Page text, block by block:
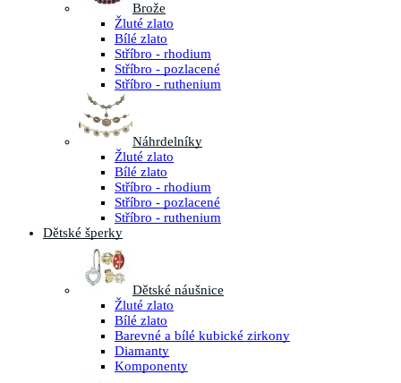
Brože
Žluté zlato
Bílé zlato
Stříbro - rhodium
Stříbro - pozlacené
Stříbro - ruthenium
Náhrdelníky
Žluté zlato
Bílé zlato
Stříbro - rhodium
Stříbro - pozlacené
Stříbro - ruthenium
Dětské šperky
Dětské náušnice
Žluté zlato
Bílé zlato
Barevné a bílé kubické zirkony
Diamanty
Komponenty